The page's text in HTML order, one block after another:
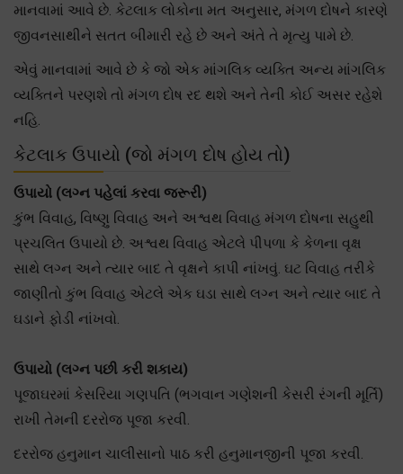
માનવામાં આવે છે. કેટલાક લોકોના મત અનુસાર, મંગળ દોષને કારણે
જીવનસાથીને સતત બીમારી રહે છે અને અંતે તે મૃત્યુ પામે છે.
એવું માનવામાં આવે છે કે જો એક માંગલિક વ્યક્તિ અન્ય માંગલિક
વ્યક્તિને પરણશે તો મંગળ દોષ રદ થશે અને તેની કોઈ અસર રહેશે
નહિ.
કેટલાક ઉપાયો (જો મંગળ દોષ હોય તો)
ઉપાયો (લગ્ન પહેલાં કરવા જરૂરી)
કુંભ વિવાહ, વિષ્ણુ વિવાહ અને અશ્વથ વિવાહ મંગળ દોષના સહુથી
પ્રચલિત ઉપાયો છે. અશ્વથ વિવાહ એટલે પીપળા કે કેળના વૃક્ષ
સાથે લગ્ન અને ત્યાર બાદ તે વૃક્ષને કાપી નાંખવું. ઘટ વિવાહ તરીકે
જાણીતો કુંભ વિવાહ એટલે એક ઘડા સાથે લગ્ન અને ત્યાર બાદ તે
ઘડાને ફોડી નાંખવો.
ઉપાયો (લગ્ન પછી કરી શકાય)
પૂજાઘરમાં કેસરિયા ગણપતિ (ભગવાન ગણેશની કેસરી રંગની મૂર્તિ)
રાખી તેમની દરરોજ પૂજા કરવી.
દરરોજ હનુમાન ચાલીસાનો પાઠ કરી હનુમાનજીની પૂજા કરવી.